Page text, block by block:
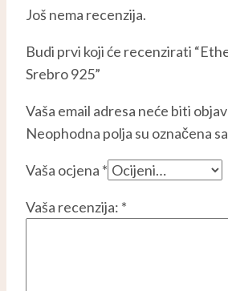
Još nema recenzija.
Budi prvi koji će recenzirati
Srebro 925”
Vaša email adresa neće biti
Neophodna polja su označena sa
Vaša ocjena *
Vaša recenzija: *